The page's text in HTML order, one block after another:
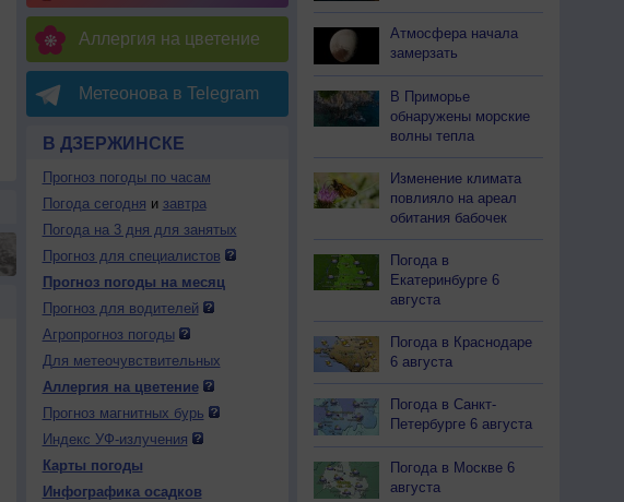
9 вс 9 вс
День
753
9 вс
Вечер
754
10 пн
Ночь
10 пн
День
10 пн
Вечер
751
11 вт
Ночь
751
11 вт
750
11 вт
Аллергия на цветение
Метеонова в Telegram
В ДЗЕРЖИНСКЕ
Прогноз погоды по часам
Погода сегодня и завтра
Погода на 3 дня для занятых
Прогноз для специалистов
Прогноз погоды на месяц
Прогноз для водителей
Агропрогноз погоды
Для метеочувствительных
Аллергия на цветение
Прогноз магнитных бурь
Индекс УФ-излучения
Карты погоды
Инфографика осадков
Атмосфера начала
замерзать
В Приморье
обнаружены морские
волны тепла
Изменение климата
повлияло на ареал
обитания бабочек
Погода в
Екатеринбурге 6
августа
Погода в Краснодаре
6 августа
Погода в Санкт-
Петербурге 6 августа
Погода в Москве 6
августа